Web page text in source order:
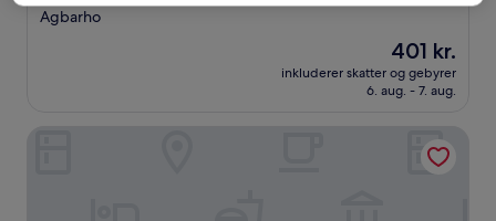
stjernet
Agbarho
Prisen
er
401 kr.
401 kr.
inkluderer skatter og gebyrer
6. aug. - 7. aug.